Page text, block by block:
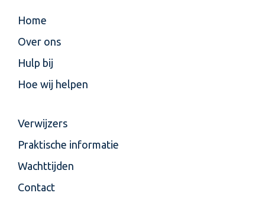
Home
Over ons
Hulp bij
Hoe wij helpen
Verwijzers
Praktische informatie
Wachttijden
Contact